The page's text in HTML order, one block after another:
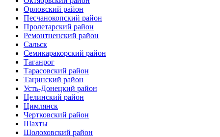
Орловский район
Песчанокопский район
Пролетарский район
Ремонтненский район
Сальск
Семикаракорский район
Таганрог
Тарасовский район
Тацинский район
Усть-Донецкий район
Целинский район
Цимлянск
Чертковский район
Шахты
Шолоховский район